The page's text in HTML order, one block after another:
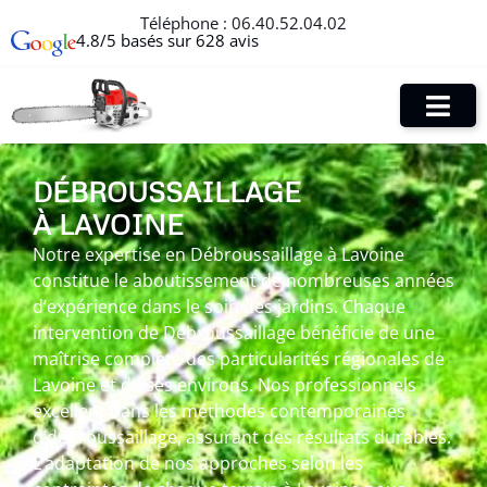
Téléphone : 06.40.52.04.02
4.8/5 basés sur 628 avis
DÉBROUSSAILLAGE
À LAVOINE
Notre expertise en Débroussaillage à Lavoine
constitue le aboutissement de nombreuses années
d’expérience dans le soin des jardins. Chaque
intervention de Débroussaillage bénéficie de une
maîtrise complète des particularités régionales de
Lavoine et de ses environs. Nos professionnels
excellent dans les méthodes contemporaines
d’débroussaillage, assurant des résultats durables.
L’adaptation de nos approches selon les